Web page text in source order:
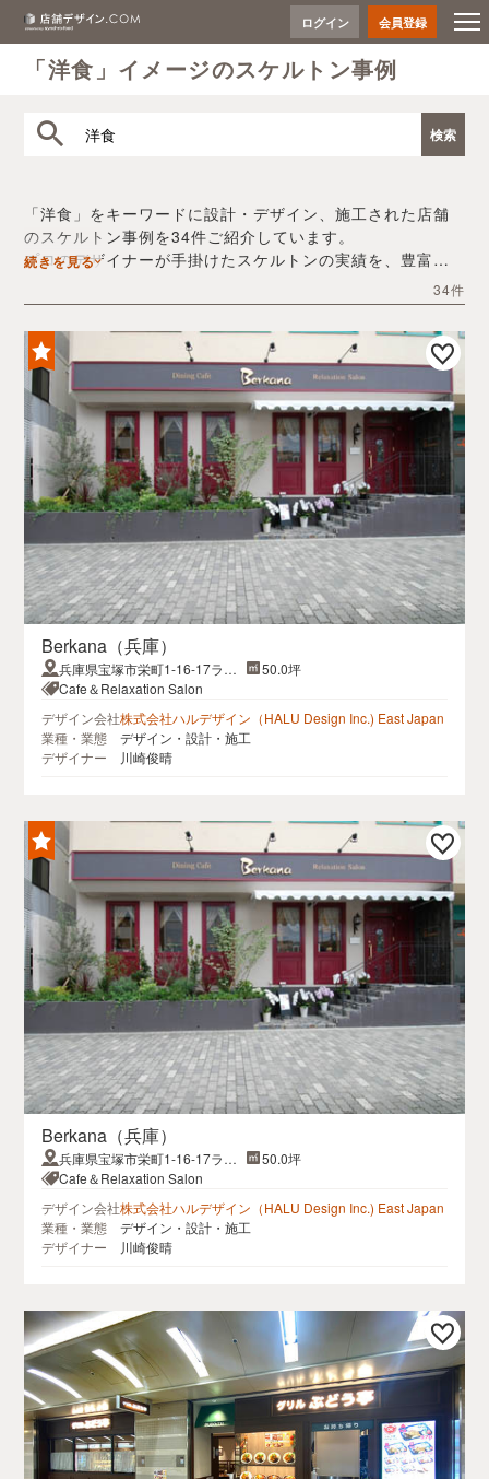
ログイン 会員登録
「洋食」イメージのスケルトン事例
「洋食」をキーワードに設計・デザイン、施工された店舗
のスケルトン事例を34件ご紹介しています。
プロのデザイナーが手掛けたスケルトンの実績を、豊富な
デザイン内装会社探しや費用感の把握など、「洋食」の店
舗イメージを固めるヒントとしてぜひお役立てください。
続きを見る
34件
Berkana（兵庫）
兵庫県宝塚市栄町1-16-17ライ
ブリービル１F
50.0坪
Cafe＆Relaxation Salon
デザイン会社株式会社ハルデザイン（HALU Design Inc.) East Japan
業種・業態
デザイン・設計・施工
デザイナー
川崎俊晴
Berkana（兵庫）
兵庫県宝塚市栄町1-16-17ライ
ブリービル１F
50.0坪
Cafe＆Relaxation Salon
デザイン会社株式会社ハルデザイン（HALU Design Inc.) East Japan
業種・業態
デザイン・設計・施工
デザイナー
川崎俊晴